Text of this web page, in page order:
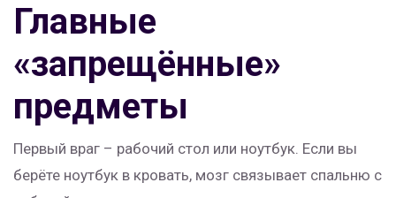
Главные
«запрещённые»
предметы
Первый враг – рабочий стол или ноутбук. Если вы
берёте ноутбук в кровать, мозг связывает спальню с